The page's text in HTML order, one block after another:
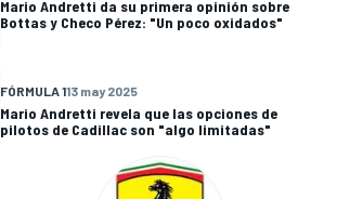
Mario Andretti da su primera opinión sobre
Bottas y Checo Pérez: "Un poco oxidados"
FÓRMULA 113 may 2025
Mario Andretti revela que las opciones de
pilotos de Cadillac son "algo limitadas"